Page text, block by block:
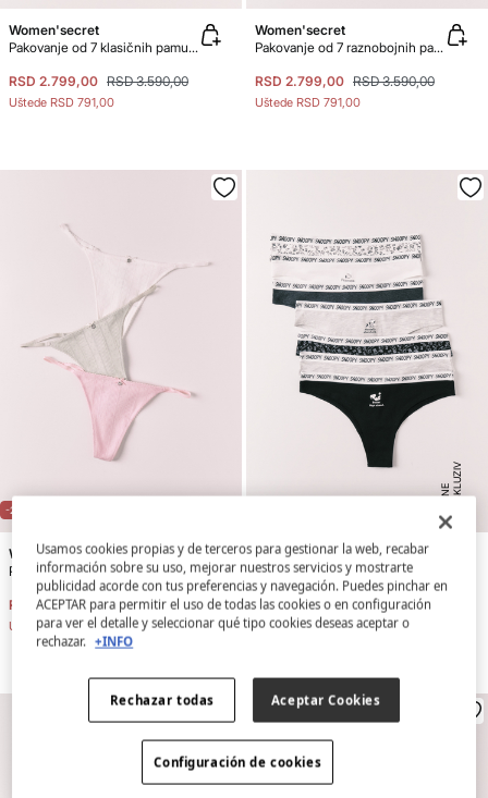
Women'secret
Pakovanje od 7 klasičnih pamučnih jednobojnih gaćica sa logom
RSD 2.799,00 RSD 3.590,00
Uštede RSD 791,00
Women'secret
Pakovanje od 7 raznobojnih pamučnih brazilskih gaćica sa printom
RSD 2.799,00 RSD 3.590,00
Uštede RSD 791,00
-21%
Women'secret
Pakovanje od 3 tanga gaćice od pamuka sa rupičastim dezenom, raznih boja
RSD 1.799,00 RSD 2.290,00
UštedeRSD 491,00
E
K
S
K
LU
ZI
V
O
N
LI
N
E
Women'secret
RSD 2.799,00 RSD 3.590,00
UštedeRSD 791,00
Usamos cookies propias y de terceros para gestionar la web, recabar
información sobre su uso, mejorar nuestros servicios y mostrarte
publicidad acorde con tus preferencias y navegación. Puedes pinchar en
ACEPTAR para permitir el uso de todas las cookies o en configuración
para ver el detalle y seleccionar qué tipo cookies deseas aceptar o
rechazar. +INFO
Rechazar todas Aceptar Cookies
Configuración de cookies